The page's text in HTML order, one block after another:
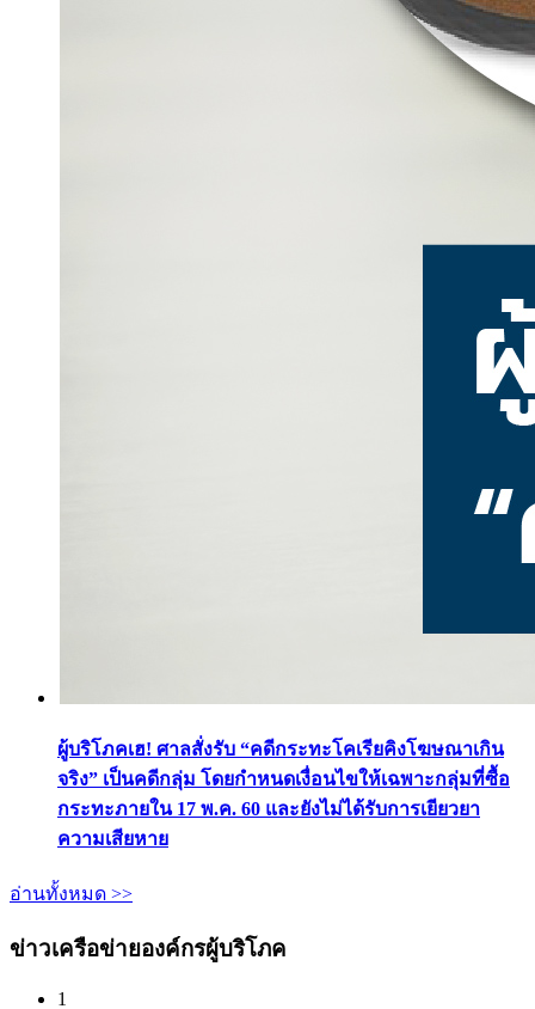
ผู้บริโภคเฮ! ศาลสั่งรับ “คดีกระทะโคเรียคิงโฆษณาเกิน
จริง” เป็นคดีกลุ่ม โดยกำหนดเงื่อนไขให้เฉพาะกลุ่มที่ซื้อ
กระทะภายใน 17 พ.ค. 60 และยังไม่ได้รับการเยียวยา
ความเสียหาย
อ่านทั้งหมด >>
ข่าวเครือข่ายองค์กรผู้บริโภค
1